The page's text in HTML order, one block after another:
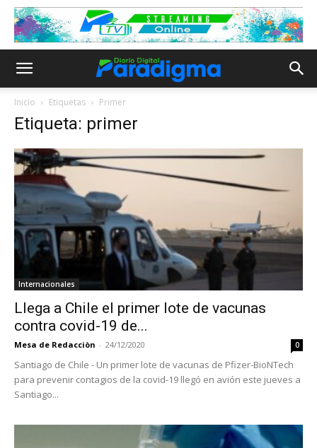
Inicio Etiquetas Primer
Etiqueta: primer
Internacionales
Llega a Chile el primer lote de vacunas
contra covid-19 de...
Mesa de Redacciòn - 24/12/2020 0
Santiago de Chile - Un primer lote de vacunas de Pfizer-BioNTech
para prevenir contagios de la covid-19 llegó en avión este jueves a
Santiago...